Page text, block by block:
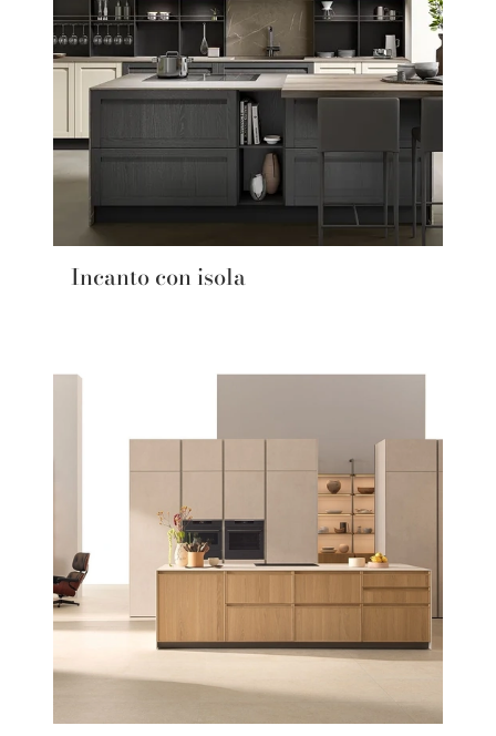
Incanto con isola